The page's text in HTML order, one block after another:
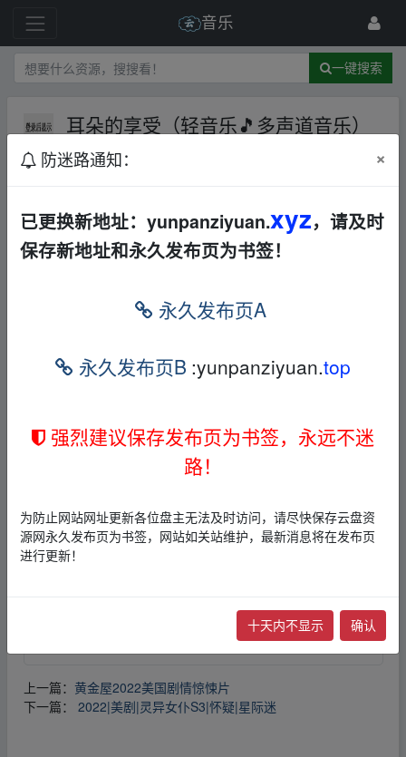
音乐
一键搜索
耳朵的享受（轻音乐🎵多声道音乐）
AL
_fr▁om w_ww.y un pan▪zi‥yu an.xy z
免责声明
1，本站所有内容均为站内网盘爱好者分享发布的网盘链接
者文责自负。
3，本文内所有链接指向的云盘网盘资源，其版权归版权方
所有！其实际管理权为帖子发布者所有，本站无法操作相
进行投诉，我们将在确认本文链接指向的资源存
在侵权后，立即删除相关介绍帖子！
上一篇： 黄金屋2022美国剧情惊悚片
下一篇：
2022|美剧|灵异女仆S3|怀疑|星际迷
防迷路通知： ×
已更换新地址：yunpanziyuan.xyz，请及时
保存新地址和永久发布页为书签！
永久发布页A
永久发布页B :yunpanziyuan.top
强烈建议保存发布页为书签，永远不迷
路！
为防止网站网址更新各位盘主无法及时访问，请尽快保存云盘资
源网永久发布页为书签，网站如关站维护，最新消息将在发布页
进行更新！
十天内不显示 确认